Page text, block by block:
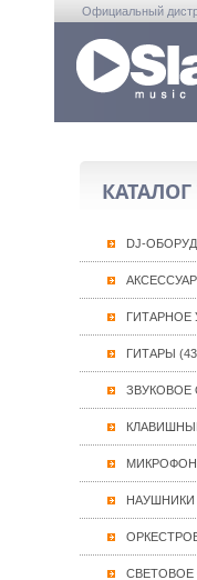
Официальный
DJ-
ГИТАРНОЕ
ГИТАРЫ
ЗВУКОВОЕ
НАУШНИКИ
СВЕТОВОЕ